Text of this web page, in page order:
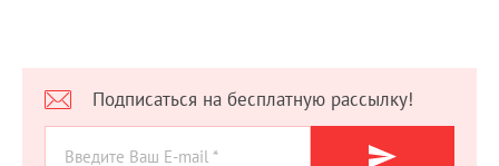
Подписаться на бесплатную рассылку!